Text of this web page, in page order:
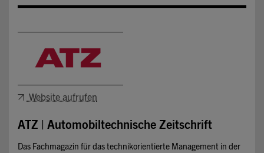
Website aufrufen
ATZ | Automobiltechnische Zeitschrift
Das Fachmagazin für das technikorientierte Management in der